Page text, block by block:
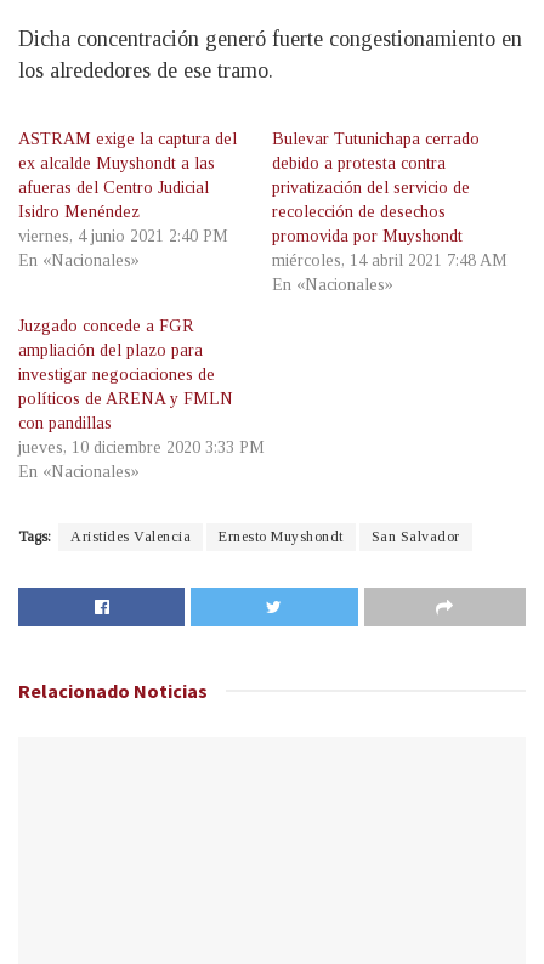
Dicha concentración generó fuerte congestionamiento en
los alrededores de ese tramo.
ASTRAM exige la captura del
ex alcalde Muyshondt a las
afueras del Centro Judicial
Isidro Menéndez
viernes, 4 junio 2021 2:40 PM
En «Nacionales»
Bulevar Tutunichapa cerrado
debido a protesta contra
privatización del servicio de
recolección de desechos
promovida por Muyshondt
miércoles, 14 abril 2021 7:48 AM
En «Nacionales»
Juzgado concede a FGR
ampliación del plazo para
investigar negociaciones de
políticos de ARENA y FMLN
con pandillas
jueves, 10 diciembre 2020 3:33 PM
En «Nacionales»
Tags: Aristides Valencia Ernesto Muyshondt San Salvador
Relacionado Noticias